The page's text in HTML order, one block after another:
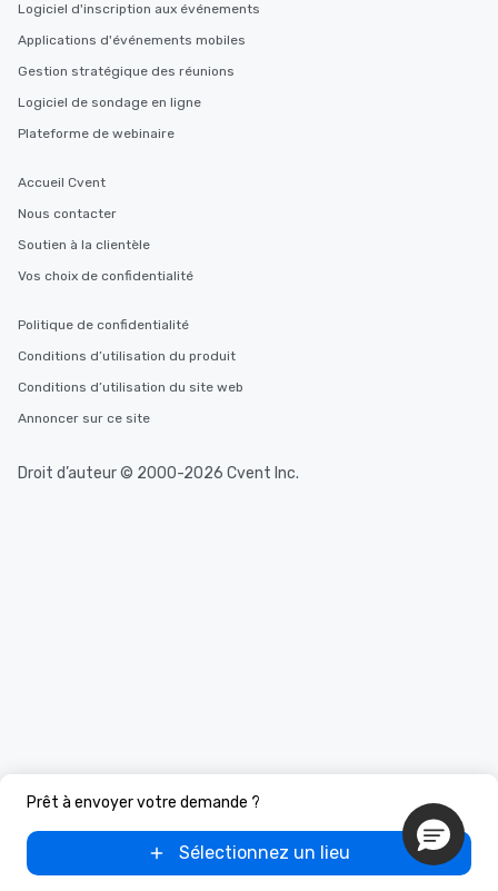
Prêt à envoyer votre demande ?
Sélectionnez un lieu
Logiciel d'inscription aux événements
Applications d'événements mobiles
Gestion stratégique des réunions
Logiciel de sondage en ligne
Plateforme de webinaire
Accueil Cvent
Nous contacter
Soutien à la clientèle
Vos choix de confidentialité
Politique de confidentialité
Conditions d’utilisation du produit
Conditions d’utilisation du site web
Annoncer sur ce site
Droit d’auteur © 2000-2026 Cvent Inc.